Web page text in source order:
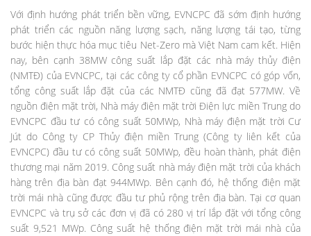
Với định hướng phát triển bền vững, EVNCPC đã sớm định hướng
phát triển các nguồn năng lượng sạch, năng lượng tái tạo, từng
bước hiện thực hóa mục tiêu Net-Zero mà Việt Nam cam kết. Hiện
nay, bên cạnh 38MW công suất lắp đặt các nhà máy thủy điện
(NMTĐ) của EVNCPC, tại các công ty cổ phần EVNCPC có góp vốn,
tổng công suất lắp đặt của các NMTĐ cũng đã đạt 577MW. Về
nguồn điện mặt trời, Nhà máy điện mặt trời Điện lực miền Trung do
EVNCPC đầu tư có công suất 50MWp, Nhà máy điện mặt trời Cư
Jút do Công ty CP Thủy điện miền Trung (Công ty liên kết của
EVNCPC) đầu tư có công suất 50MWp, đều hoàn thành, phát điện
thương mại năm 2019. Công suất nhà máy điện mặt trời của khách
hàng trên địa bàn đạt 944MWp. Bên cạnh đó, hệ thống điện mặt
trời mái nhà cũng được đầu tư phủ rộng trên địa bàn. Tại cơ quan
EVNCPC và trụ sở các đơn vị đã có 280 vị trí lắp đặt với tổng công
suất 9,521 MWp. Công suất hệ thống điện mặt trời mái nhà của